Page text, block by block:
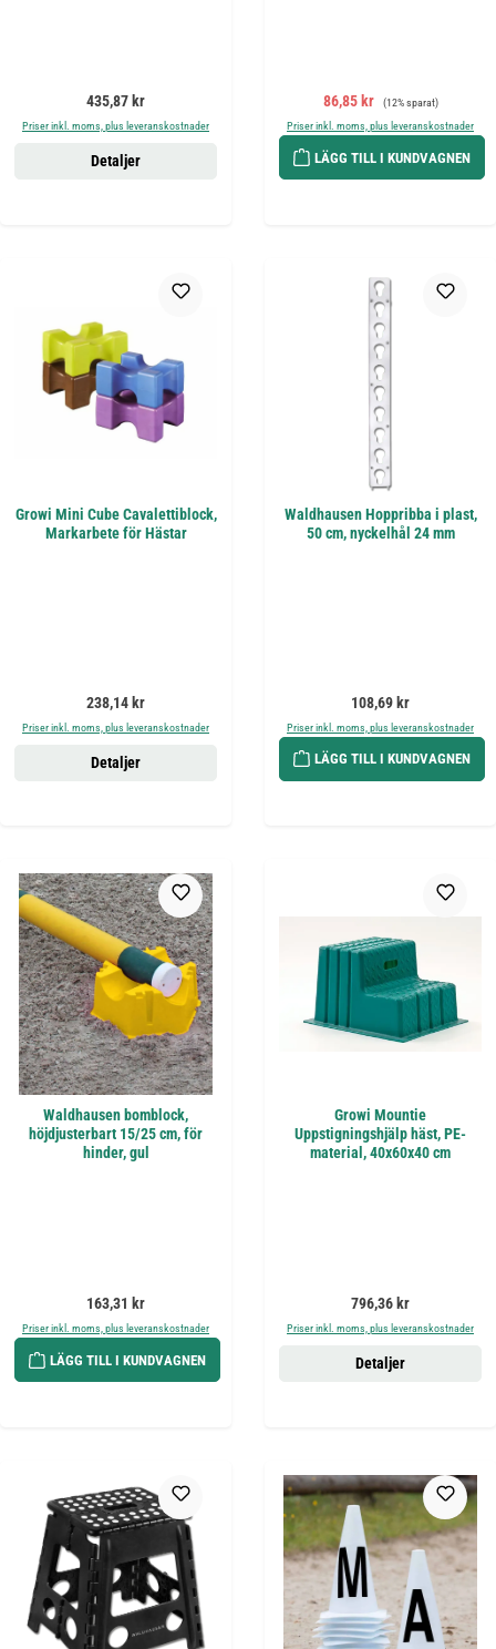
Ordinarie pris:
435,87 kr
Priser inkl. moms, plus leveranskostnader
Detaljer
Försäljningspris:
86,85 kr Ordinarie pris:
(12% sparat)
Priser inkl. moms, plus leveranskostnader
LÄGG TILL I KUNDVAGNEN
Growi Mini Cube Cavalettiblock,
Markarbete för Hästar
Ordinarie pris:
238,14 kr
Priser inkl. moms, plus leveranskostnader
Detaljer
Waldhausen Hoppribba i plast,
50 cm, nyckelhål 24 mm
Ordinarie pris:
108,69 kr
Priser inkl. moms, plus leveranskostnader
LÄGG TILL I KUNDVAGNEN
Waldhausen bomblock,
höjdjusterbart 15/25 cm, för
hinder, gul
Ordinarie pris:
163,31 kr
Priser inkl. moms, plus leveranskostnader
LÄGG TILL I KUNDVAGNEN
Growi Mountie
Uppstigningshjälp häst, PE-
material, 40x60x40 cm
Ordinarie pris:
796,36 kr
Priser inkl. moms, plus leveranskostnader
Detaljer